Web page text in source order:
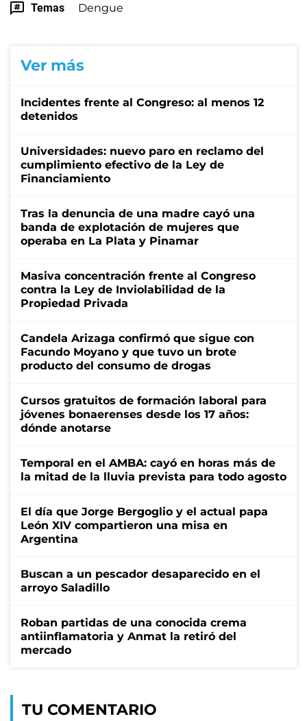
Temas Dengue
Ver más
Incidentes frente al Congreso: al menos 12
detenidos
Universidades: nuevo paro en reclamo del
cumplimiento efectivo de la Ley de
Financiamiento
Tras la denuncia de una madre cayó una
banda de explotación de mujeres que
operaba en La Plata y Pinamar
Masiva concentración frente al Congreso
contra la Ley de Inviolabilidad de la
Propiedad Privada
Candela Arizaga confirmó que sigue con
Facundo Moyano y que tuvo un brote
producto del consumo de drogas
Cursos gratuitos de formación laboral para
jóvenes bonaerenses desde los 17 años:
dónde anotarse
Temporal en el AMBA: cayó en horas más de
la mitad de la lluvia prevista para todo agosto
El día que Jorge Bergoglio y el actual papa
León XIV compartieron una misa en
Argentina
Buscan a un pescador desaparecido en el
arroyo Saladillo
Roban partidas de una conocida crema
antiinflamatoria y Anmat la retiró del
mercado
TU COMENTARIO